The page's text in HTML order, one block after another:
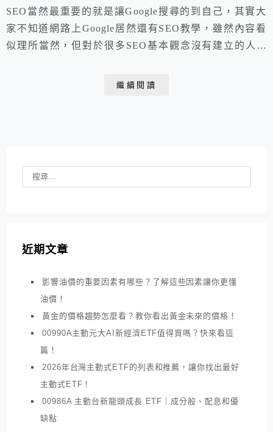
SEO當然最重要的就是讓Google搜尋的到自己，其實大
家不知道網路上Google居然還有SEO教學，雖然內容看
似理所當然，但對於很多SEO基本觀念沒有建立的人來
繼續閱讀
近期文章
影響油價的重要因素有哪些？了解這些因素讓你更懂
油價！
黃金的價格趨勢怎麼看？教你看出黃金未來的價格！
00990A主動元大AI新經濟ETF值得買嗎？快來看這
篇！
2026年台灣主動式ETF的列表和推薦，讓你找出最好
主動式ETF！
00986A 主動台新龍頭成長 ETF｜成分股、配息和優
缺點